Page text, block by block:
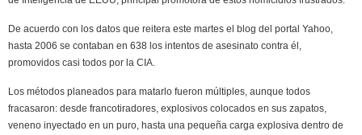
De acuerdo con los datos que reitera este martes el blog del portal Yahoo,
hasta 2006 se contaban en 638 los intentos de asesinato contra él,
promovidos casi todos por la CIA.
Los métodos planeados para matarlo fueron múltiples, aunque todos
fracasaron: desde francotiradores, explosivos colocados en sus zapatos,
veneno inyectado en un puro, hasta una pequeña carga explosiva dentro de